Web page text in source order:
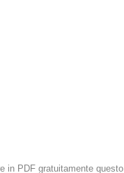
in PDF gratuitamente questo